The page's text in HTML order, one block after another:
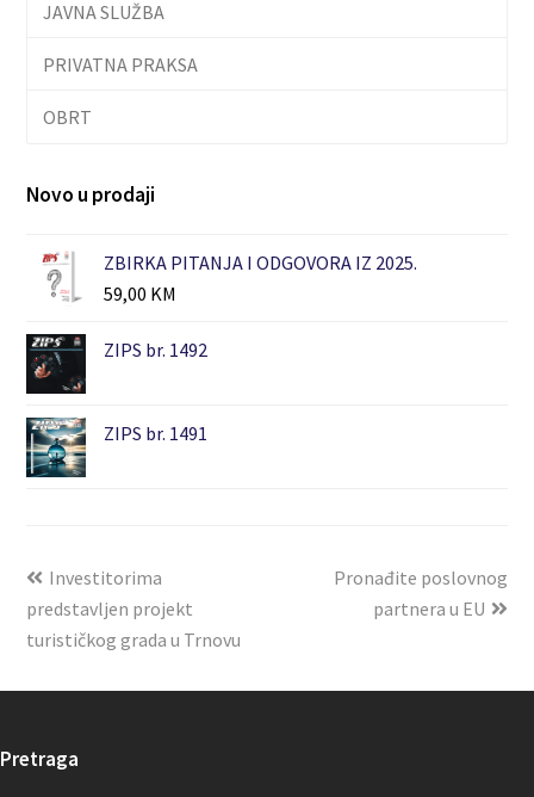
JAVNA SLUŽBA
PRIVATNA PRAKSA
OBRT
Novo u prodaji
ZBIRKA PITANJA I ODGOVORA IZ 2025.
59,00 KM
ZIPS br. 1492
ZIPS br. 1491
Investitorima
predstavljen projekt
turističkog grada u Trnovu
Pronađite poslovnog
partnera u EU
Pretraga